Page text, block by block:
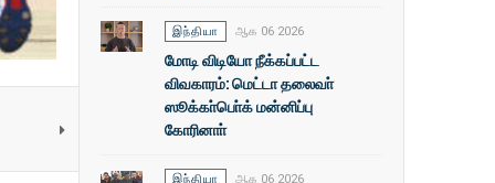
இந்தியா ஆக 06 2026
மோடி விடியோ நீக்கப்பட்ட
விவகாரம்: மெட்டா தலைவா்
ஸூக்கா்பொ்க் மன்னிப்பு
கோரினாா்
இந்தியா ஆக 06 2026